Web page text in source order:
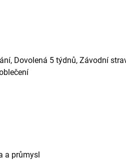
Dovolená 5 týdnů, Závodní
a průmysl